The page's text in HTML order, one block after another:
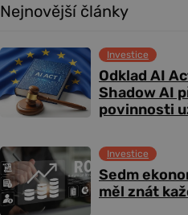
Nejnovější články
Odklad AI
Shadow AI
povinnosti
Investice
Sedm
měl znát
Investice